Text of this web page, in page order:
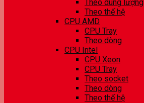
Theo dung lượng
Theo thế hệ
CPU AMD
CPU Tray
Theo dòng
CPU Intel
CPU Xeon
CPU Tray
Theo socket
Theo dòng
Theo thế hệ